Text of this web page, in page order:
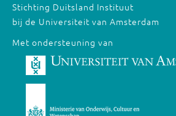
Stichting Duitsland Instituut
bij de Universiteit van Amsterdam
Met ondersteuning van